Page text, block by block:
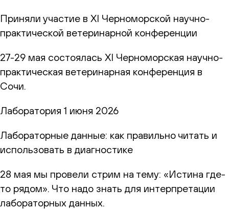
Приняли участие в XI Черноморской научно-
практической ветеринарной конференции
27-29 мая состоялась XI Черноморская научно-
практическая ветеринарная конференция в
Сочи.
Лаборатория 1 июня 2026
Лабораторные данные: как правильно читать и
использовать в диагностике
28 мая мы провели стрим на тему: «Истина где-
то рядом». Что надо знать для интерпретации
лабораторных данных.